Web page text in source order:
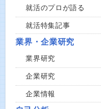
就活のプロが語る
就活特集記事
業界・企業研究
業界研究
企業研究
企業情報